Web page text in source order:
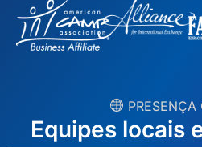
Equipes locais